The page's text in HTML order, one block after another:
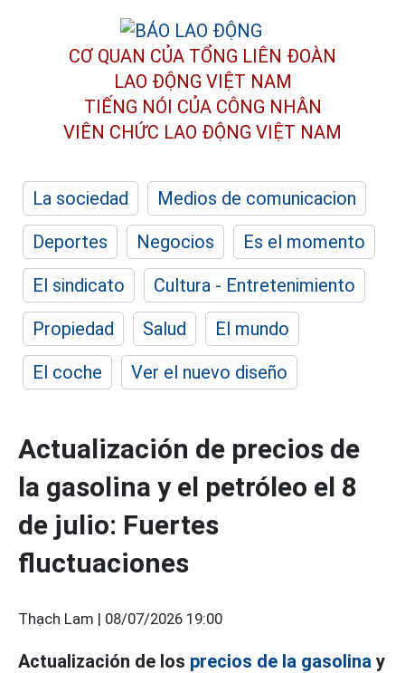
CƠ QUAN CỦA TỔNG LIÊN ĐOÀN
LAO ĐỘNG VIỆT NAM
TIẾNG NÓI CỦA CÔNG NHÂN
VIÊN CHỨC LAO ĐỘNG VIỆT NAM
La sociedad
Medios de comunicacion
Deportes
Negocios
Es el momento
El sindicato
Cultura - Entretenimiento
Propiedad
Salud
El mundo
El coche
Ver el nuevo diseño
Actualización de precios de
la gasolina y el petróleo el 8
de julio: Fuertes
fluctuaciones
Thạch Lam | 08/07/2026 19:00
Actualización de los precios de la gasolina y